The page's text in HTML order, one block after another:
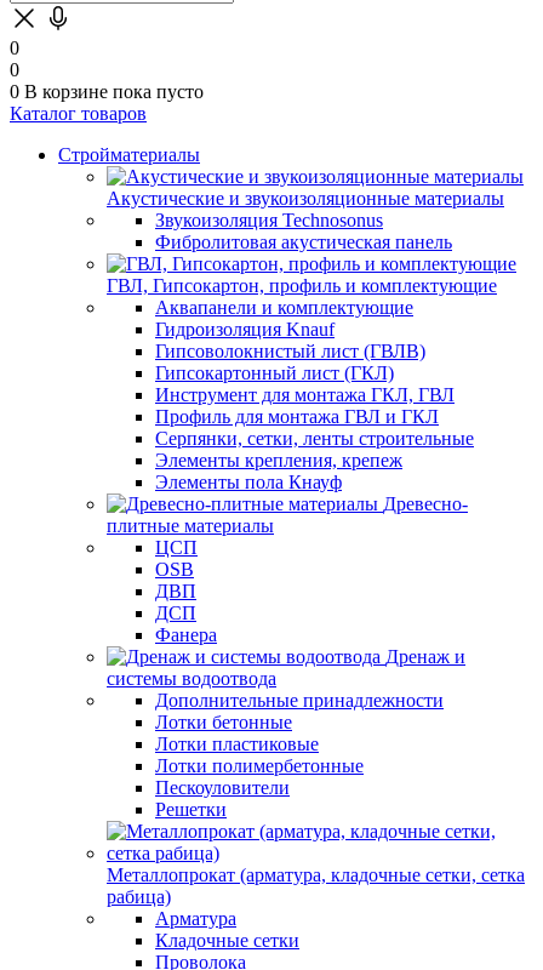
0
0
0 В корзине пока пусто
Каталог товаров
Стройматериалы
Акустические и звукоизоляционные материалы
Звукоизоляция Technosonus
Фибролитовая акустическая панель
ГВЛ, Гипсокартон, профиль и комплектующие
Аквапанели и комплектующие
Гидроизоляция Knauf
Гипсоволокнистый лист (ГВЛВ)
Гипсокартонный лист (ГКЛ)
Инструмент для монтажа ГКЛ, ГВЛ
Профиль для монтажа ГВЛ и ГКЛ
Серпянки, сетки, ленты строительные
Элементы крепления, крепеж
Элементы пола Кнауф
Древесно-
плитные материалы
ЦСП
OSB
ДВП
ДСП
Фанера
Дренаж и
системы водоотвода
Дополнительные принадлежности
Лотки бетонные
Лотки пластиковые
Лотки полимербетонные
Пескоуловители
Решетки
Металлопрокат (арматура, кладочные сетки, сетка
рабица)
Арматура
Кладочные сетки
Проволока